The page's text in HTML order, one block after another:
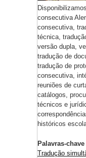
consecutiva
consecutiva,
técnica,
versão dupla,
tradução de
tradução de
consecutiva,
reuniões de
catálogos,
técnicos e
históricos
Palavras-
Tradução